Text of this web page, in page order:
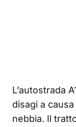
L’autostrada
disagi a
nebbia. Il